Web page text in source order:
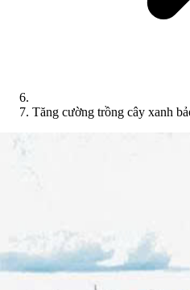
Tăng cường trồng cây xanh